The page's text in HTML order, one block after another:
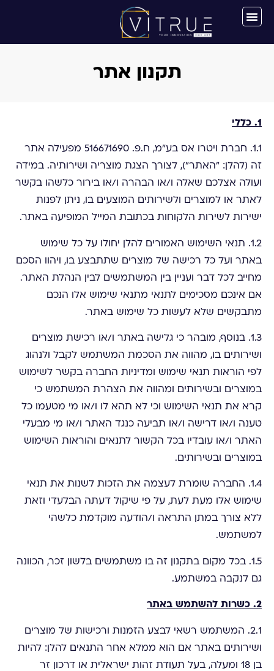
תקנון אתר
1. כללי
1.1. חברת ויטרו אס בע"מ, ח.פ. 516671690 מפעילה אתר
זה (להלן: "האתר"), לצורך הצגת מוצריה ושירותיה. במידה
ועולה אצלכם שאלה ו/או הבהרה ו/או בירור כלשהו בקשר
לאתר או למוצרים ולשירותים המוצעים בו, ניתן לפנות
ישירות לשירות הלקוחות בכתובת המייל המופיעה באתר.
1.2. תנאי השימוש האמורים להלן יחולו על כל שימוש
באתר ועל כל רכישה של מוצרים שתתבצע בו, ויהוו הסכם
מחייב לכל דבר ועניין בין המשתמשים לבין הנהלת האתר.
אם אינכם מסכימים לתנאי מתנאי שימוש אלו הנכם
מתבקשים שלא לעשות כל שימוש באתר.
1.3. בנוסף, מובהר כי גלישה באתר ו/או רכישת מוצרים
ושירותים בו, מהווה את הסכמת המשתמש לקבל ולנהוג
לפי הוראות תנאי שימוש ומדיניות החברה בקשר לשימוש
במוצרים ובשירותים ומהווה את הצהרת המשתמש כי
קרא את תנאי השימוש וכי לא תהא לו ו/או מי מטעמו כל
טענה ו/או דרישה ו/או תביעה כנגד האתר ו/או מי מבעלי
האתר ו/או עובדיו בכל הקשור לתנאים והוראות השימוש
במוצרים ובשירותים.
1.4. החברה שומרת לעצמה את הזכות לשנות את תנאי
שימוש אלו מעת לעת, על פי שיקול דעתה הבלעדי וזאת
ללא צורך במתן התראה ו/הודעה מוקדמת כלשהי
למשתמש.
1.5. בכל מקום בתקנון זה בו משתמשים בלשון זכר, הכוונה
גם לנקבה במשתמע.
2. כשרות להשתמש באתר
2.1. המשתמש רשאי לבצע הזמנות ורכישות של מוצרים
ושירותים באתר אם הוא ממלא אחר התנאים להלן: להיות
בן 18 ומעלה, בעל תעודת זהות ישראלית או דרכון זר